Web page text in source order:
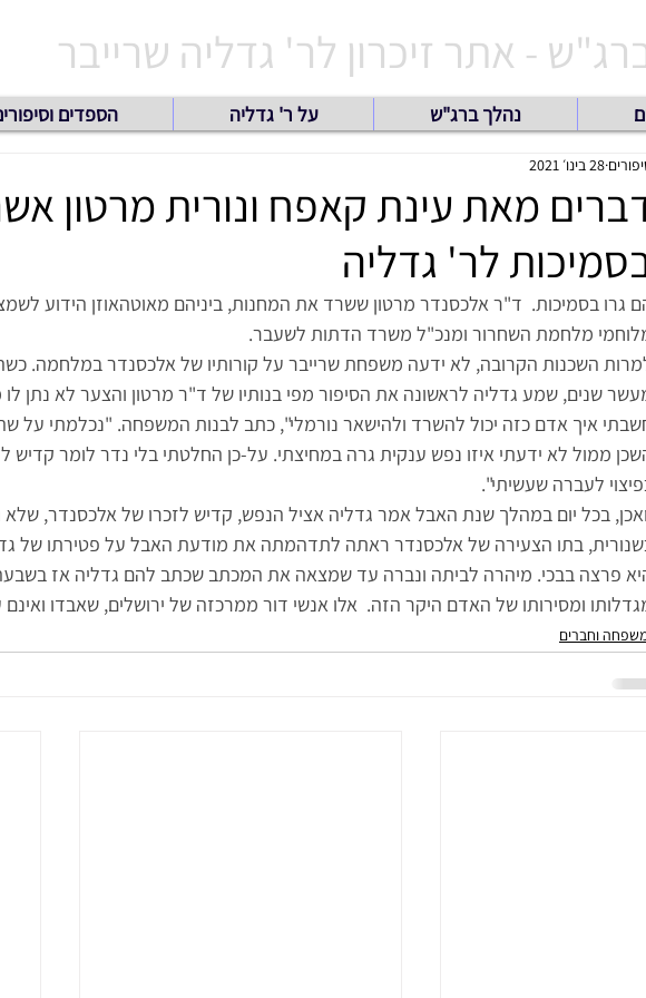
- אתר זיכרון לר' גדליה שרייבר
נהלך ברג"ש על ר' גדליה הספדים
מאת עינת קאפח ונורית מרטון
לר' גדליה
28 בינו׳ 2021
גרו בסמיכות.  ד"ר אלכסנדר מרטון ששרד את המחנות, ביניהם מאוטהאוזן הידוע
מלחמת השחרור ומנכ"ל משרד הדתות לשעבר.
השכנות הקרובה, לא ידעה משפחת שרייבר על קורותיו של אלכסנדר במלחמה.
שנים, שמע גדליה לראשונה את הסיפור מפי בנותיו של ד"ר מרטון והצער לא נתן
איך אדם כזה יכול להשרד ולהישאר נורמלי", כתב לבנות המשפחה. "נכלמתי על
ממול לא ידעתי איזו נפש ענקית גרה במחיצתי. על-כן החלטתי בלי נדר לומר קדיש
לעברה שעשיתי".
ואכן, בכל יום במהלך שנת האבל אמר גדליה אציל הנפש, קדיש לזכרו של אלכסנדר, שלא
בתו הצעירה של אלכסנדר ראתה לתדהמתה את מודעת האבל על פטירתו של
פרצה בבכי. מיהרה לביתה ונברה עד שמצאה את המכתב שכתב להם גדליה אז
ומסירותו של האדם היקר הזה.  אלו אנשי דור ממרכזה של ירושלים, שאבדו ואינם
וחברים